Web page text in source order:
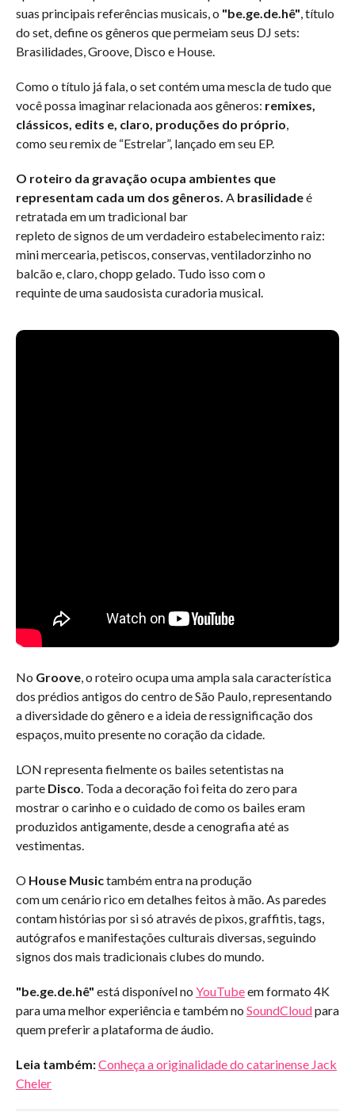
suas principais referências musicais, o "be.ge.de.hê", título
do set, define os gêneros que permeiam seus DJ sets:
Brasilidades, Groove, Disco e House.
Como o título já fala, o set contém uma mescla de tudo que
você possa imaginar relacionada aos gêneros: remixes,
clássicos, edits e, claro, produções do próprio,
como seu remix de “Estrelar”, lançado em seu EP.
O roteiro da gravação ocupa ambientes que
representam cada um dos gêneros. A brasilidadeé
retratada em um tradicional bar
repleto de signos de um verdadeiro estabelecimento raiz:
mini mercearia, petiscos, conservas, ventiladorzinho no
balcão e, claro, chopp gelado. Tudo isso com o
requinte de uma saudosista curadoria musical.
No Groove, o roteiro ocupa uma ampla sala característica
dos prédios antigos do centro de São Paulo, representando
a diversidade do gênero e a ideia de ressignificação dos
espaços, muito presente no coração da cidade.
LON representa fielmente os bailes setentistas na
parte Disco. Toda a decoração foi feita do zero para
mostrar o carinho e o cuidado de como os bailes eram
produzidos antigamente, desde a cenografia até as
vestimentas.
O House Musictambém entra na produção
com um cenário rico em detalhes feitos à mão. As paredes
contam histórias por si só através de pixos, graffitis, tags,
autógrafos e manifestações culturais diversas, seguindo
signos dos mais tradicionais clubes do mundo.
"be.ge.de.hê" está disponível no YouTubeem formato 4K
para uma melhor experiência e também no SoundCloudpara
quem preferir a plataforma de áudio.
Leia também:Conheça a originalidade do catarinense Jack
Cheler